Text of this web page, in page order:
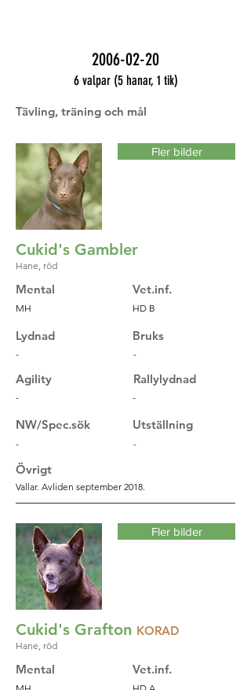
2006-02-20
6 valpar (5 hanar, 1 tik)
Tävling, träning och mål
Fler bilder
Cukid's Gambler
Hane, röd
Mental
MH
Lydnad
-
Agility
-
NW/Spec.sök
-
Vet.inf.
HD B
Bruks
-
Rallylydnad
-
Utställning
-
Övrigt
Vallar. Avliden september 2018.
Fler bilder
Cukid's Grafton KORAD
Hane, röd
Mental Vet.inf.